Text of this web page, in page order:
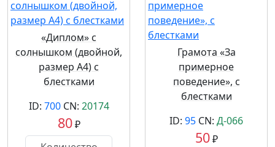
«Диплом» с
солнышком (двойной,
размер А4) с
блестками
ID: 700CN: 20174
80₽
Грамота «За
примерное
поведение», с
блестками
ID: 95 CN: Д-066
50₽